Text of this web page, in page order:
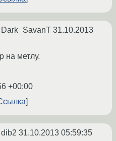
Dark_SavanT 31.10.2013
на метлу.
+00:00
dib2 31.10.2013 05:59:35